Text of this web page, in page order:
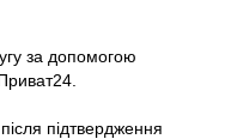
за допомогою
підтвердження